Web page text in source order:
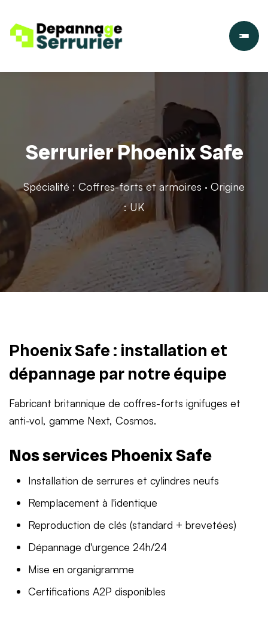
Serrurier Phoenix Safe
Spécialité : Coffres-forts et armoires · Origine
: UK
Phoenix Safe : installation et
dépannage par notre équipe
Fabricant britannique de coffres-forts ignifuges et
anti-vol, gamme Next, Cosmos.
Nos services Phoenix Safe
Installation de serrures et cylindres neufs
Remplacement à l'identique
Reproduction de clés (standard + brevetées)
Dépannage d'urgence 24h/24
Mise en organigramme
Certifications A2P disponibles